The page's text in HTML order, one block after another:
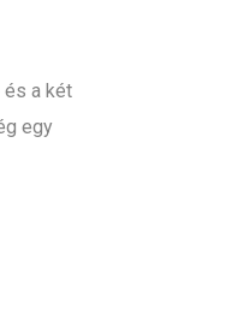
és a két
egy